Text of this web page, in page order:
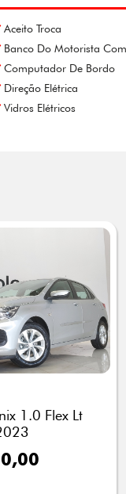
Aceito Troca
Banco Do Motorista
Computador De Bordo
Direção Elétrica
Vidros Elétricos
1.0 Flex Lt